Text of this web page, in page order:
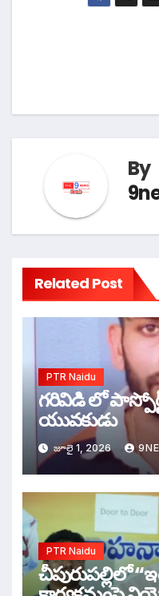
By
Related Post
PTR Naidu
గరివిడి లో
యువకుడు
జూలై 1, 2026
PTR Naidu
చీపురుపల్లిలో